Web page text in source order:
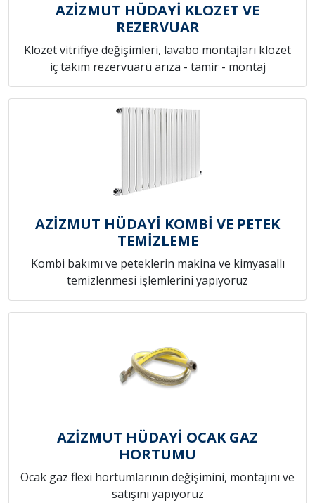
AZİZMUT HÜDAYİ KLOZET VE
REZERVUAR
Klozet vitrifiye değişimleri, lavabo montajları klozet
iç takım rezervuarü arıza - tamir - montaj
AZİZMUT HÜDAYİ KOMBİ VE PETEK
TEMİZLEME
Kombi bakımı ve peteklerin makina ve kimyasallı
temizlenmesi işlemlerini yapıyoruz
AZİZMUT HÜDAYİ OCAK GAZ
HORTUMU
Ocak gaz flexi hortumlarının değişimini, montajını ve
satışını yapıyoruz